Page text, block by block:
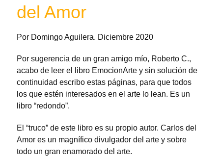
del Amor
Por Domingo Aguilera. Diciembre 2020
Por sugerencia de un gran amigo mío, Roberto C.,
acabo de leer el libro EmocionArte y sin solución de
continuidad escribo estas páginas, para que todos
los que estén interesados en el arte lo lean. Es un
libro “redondo”.
El “truco” de este libro es su propio autor. Carlos del
Amor es un magnífico divulgador del arte y sobre
todo un gran enamorado del arte.